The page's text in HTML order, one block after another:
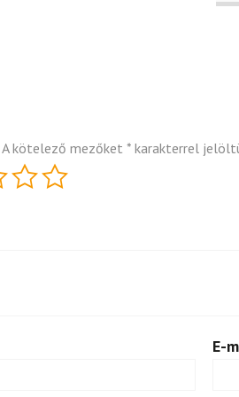
A kötelező mezőket *karakterrel
E-